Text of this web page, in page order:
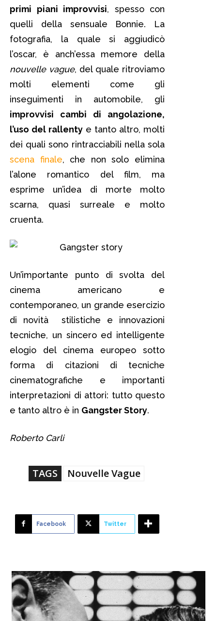
primi piani improvvisi, spesso con
quelli della sensuale Bonnie. La
fotografia, la quale si aggiudicò
l’oscar, è anch’essa memore della
nouvelle vague, del quale ritroviamo
molti elementi come gli
inseguimenti in automobile, gli
improvvisi cambi di angolazione,
l’uso del rallenty e tanto altro, molti
dei quali sono rintracciabili nella sola
scena finale, che non solo elimina
l’alone romantico del film, ma
esprime un’idea di morte molto
scarna, quasi surreale e molto
cruenta.
Un’importante punto di svolta del
cinema americano e
contemporaneo, un grande esercizio
di novità stilistiche e innovazioni
tecniche, un sincero ed intelligente
elogio del cinema europeo sotto
forma di citazioni di tecniche
cinematografiche e importanti
interpretazioni di attori: tutto questo
e tanto altro è in Gangster Story.
Roberto Carli
TAGS Nouvelle Vague
Facebook Twitter